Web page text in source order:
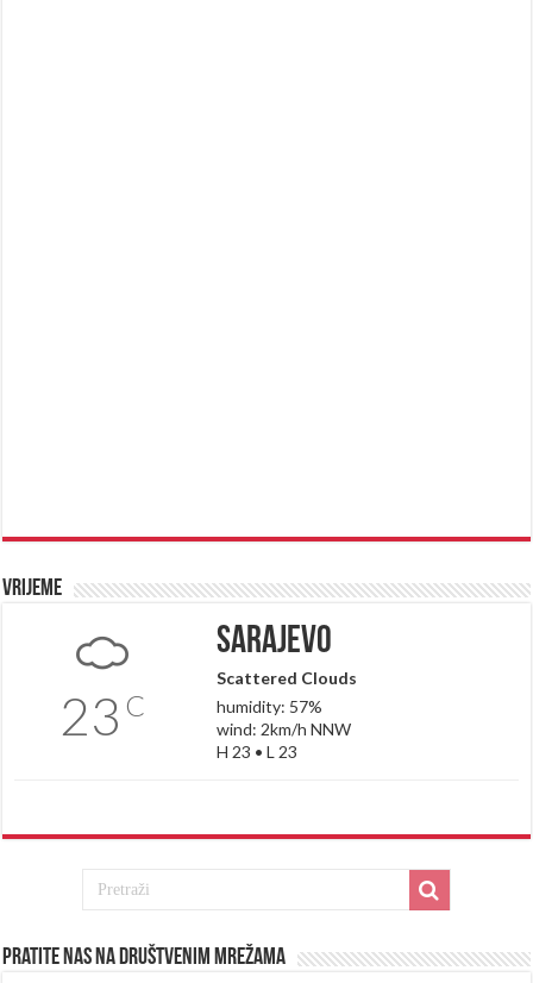
Vrijeme
23 C
Sarajevo
Scattered Clouds
humidity: 57%
wind: 2km/h NNW
H 23 • L 23
Pratite nas na društvenim mrežama